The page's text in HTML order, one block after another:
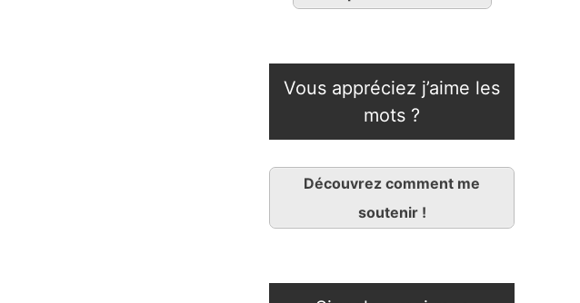
Vous appréciez j’aime les
mots ?
Découvrez comment me
soutenir !